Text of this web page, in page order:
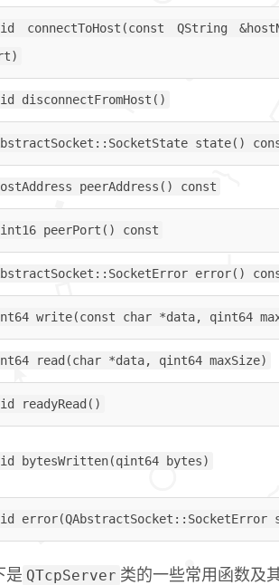
connectToHost(const QString
disconnectFromHost()
state()
peerAddress() const
peerPort() const
error()
write(const char *data, qint64
read(char *data, qint64 maxSize)
readyRead()
bytesWritten(qint64 bytes)
error(QAbstractSocket::SocketError
是 QTcpServer 类的一些常用函数及